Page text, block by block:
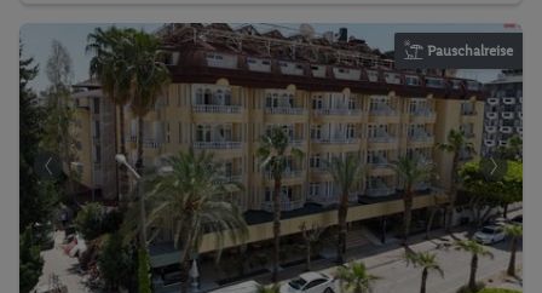
Pauschalreise